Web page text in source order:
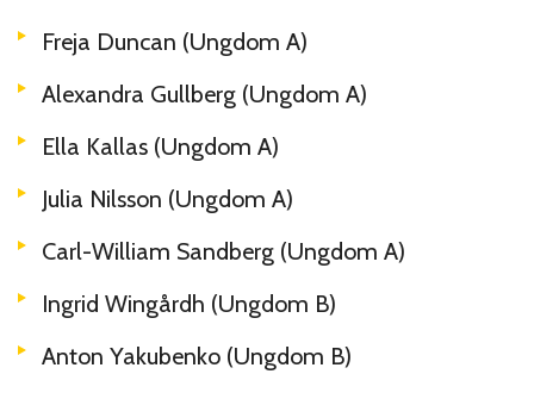
Freja Duncan (Ungdom A)
Alexandra Gullberg (Ungdom A)
Ella Kallas (Ungdom A)
Julia Nilsson (Ungdom A)
Carl-William Sandberg (Ungdom A)
Ingrid Wingårdh (Ungdom B)
Anton Yakubenko (Ungdom B)